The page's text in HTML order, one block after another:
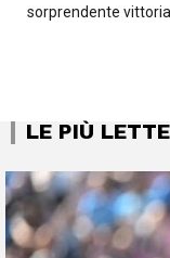
sorprendente vittoria
LE PIÙ LETTE